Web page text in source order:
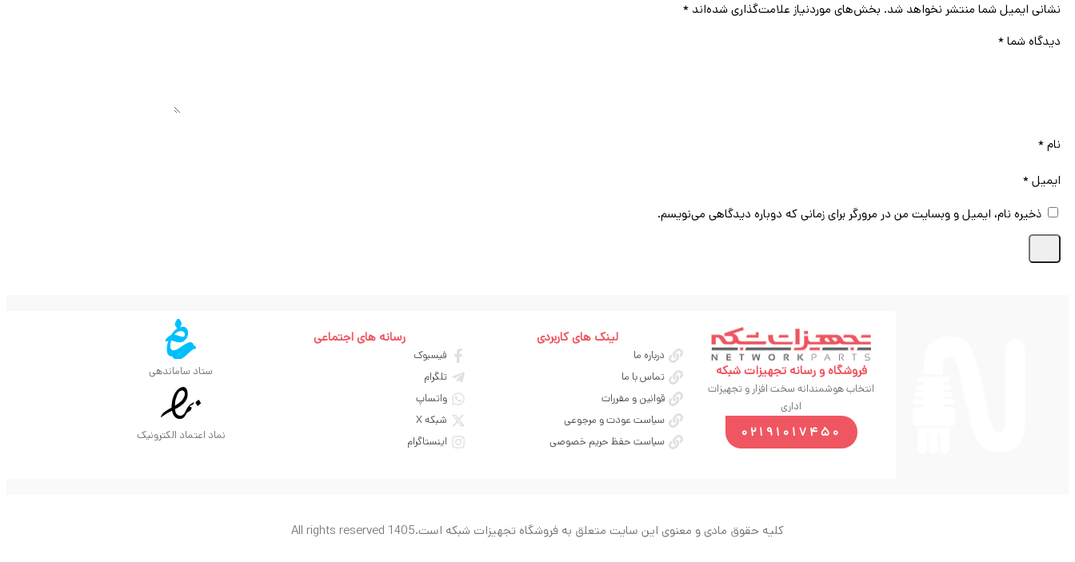
نشانی ایمیل شما منتشر نخواهد شد. بخش‌های موردنیاز علامت‌گذاری شده‌اند *
دیدگاه شما*
نام*
ایمیل*
ذخیره نام، ایمیل و وبسایت من در مرورگر برای زمانی که دوباره دیدگاهی می‌نویسم.
فروشگاه و رسانه تجهیزات شبکه
انتخاب هوشمندانه سخت افزار و تجهیزات
اداری
02191017450
لینک های کاربردی
درباره ما
تماس با ما
قوانین و مقررات
سیاست عودت و مرجوعی
سیاست حفظ حریم خصوصی
رسانه های اجتماعی
فیسبوک
تلگرام
واتساپ
شبکه X
اینستاگرام
ستاد ساماندهی
نماد اعتماد الکترونیک
کلیه حقوق مادی و معنوی این سایت متعلق به فروشگاه تجهیزات شبکه است.All rights reserved 1405